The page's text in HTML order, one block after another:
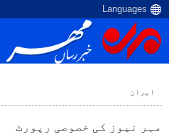
ایران
مہر نیوز کی خصوصی رپورٹ